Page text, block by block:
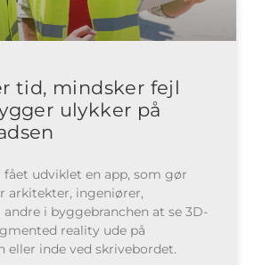
tid, mindsker fejl
ulykker på
fået udviklet en app, som gør
arkitekter, ingeniører,
i byggebranchen at se 3D-
reality ude på
eller inde ved skrivebordet.